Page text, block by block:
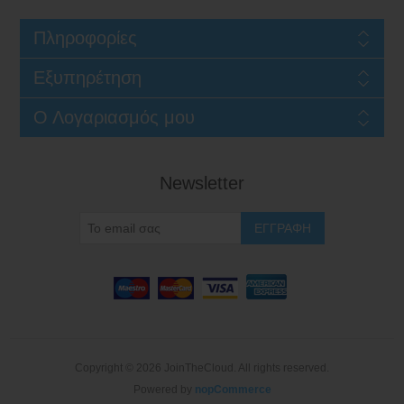
Πληροφορίες
Εξυπηρέτηση
Ο Λογαριασμός μου
Newsletter
nopCommerce